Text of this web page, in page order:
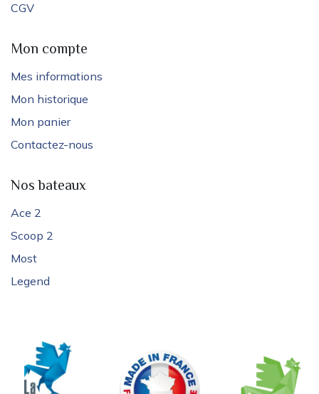
CGV
Mon compte
Mes informations
Mon historique
Mon panier
Contactez-nous
Nos bateaux
Ace 2
Scoop 2
Most
Legend